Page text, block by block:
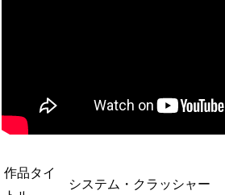
作品タイ
システム・クラッシャー